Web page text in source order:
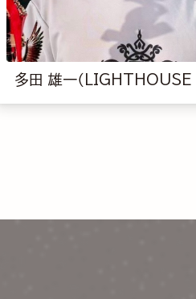
多田 雄一（LIGHTHOUSE